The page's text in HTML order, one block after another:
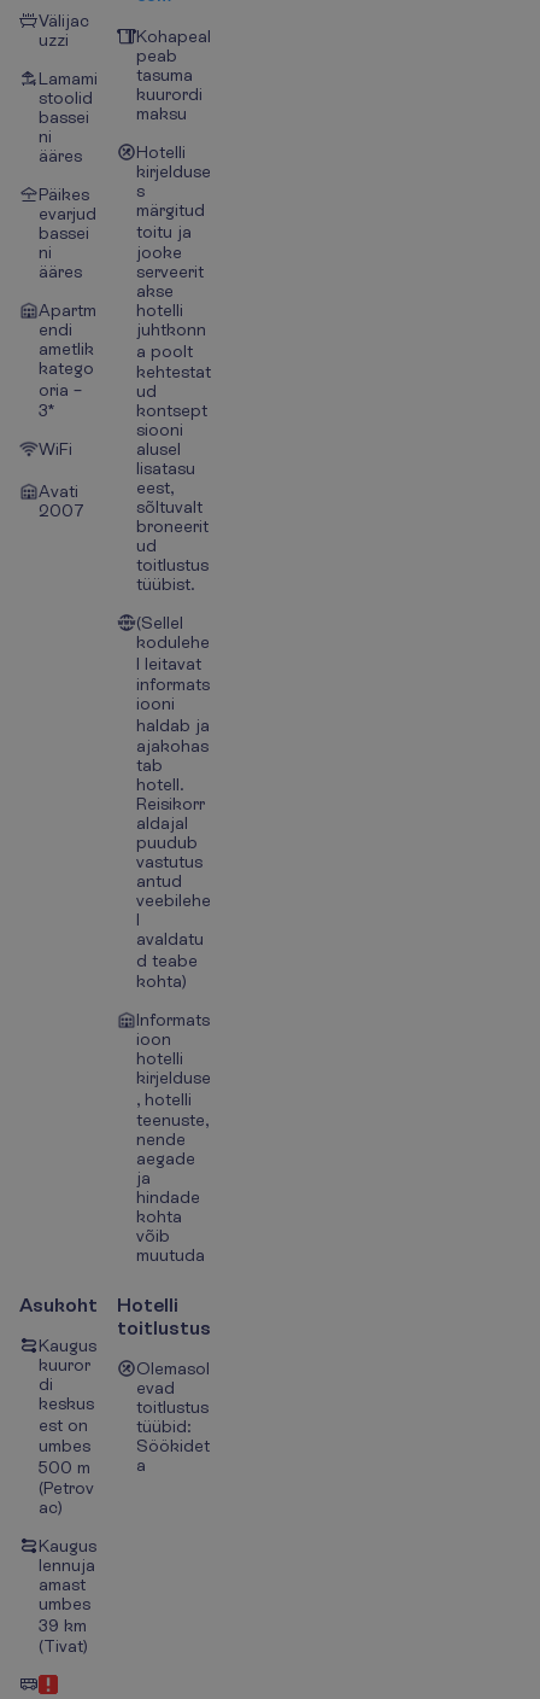
Välijac
uzzi
Lamami
stoolid
bassei
ni
ääres
Päikes
evarjud
bassei
ni
ääres
Apartm
endi
ametlik
katego
oria –
3*
WiFi
Avati
2007
Kohapeal
peab
tasuma
kuurordi
maksu
Hotelli
kirjelduse
s
märgitud
toitu ja
jooke
serveerit
akse
hotelli
juhtkonn
a poolt
kehtestat
ud
kontsept
siooni
alusel
lisatasu
eest,
sõltuvalt
broneerit
ud
toitlustus
tüübist.
(Sellel
kodulehe
l leitavat
informats
iooni
haldab ja
ajakohas
tab
hotell.
Reisikorr
aldajal
puudub
vastutus
antud
veebilehe
l
avaldatu
d teabe
kohta)
Informats
ioon
hotelli
kirjelduse
, hotelli
teenuste,
nende
aegade
ja
hindade
kohta
võib
muutuda
Asukoht
Kaugus
kuuror
di
keskus
est on
umbes
500 m
(Petrov
ac)
Kaugus
lennuja
amast
umbes
39 km
(Tivat)
Hotelli
toitlustus
Olemasol
evad
toitlustus
tüübid:
Söökidet
a